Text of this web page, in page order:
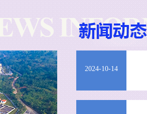
2024-10-14